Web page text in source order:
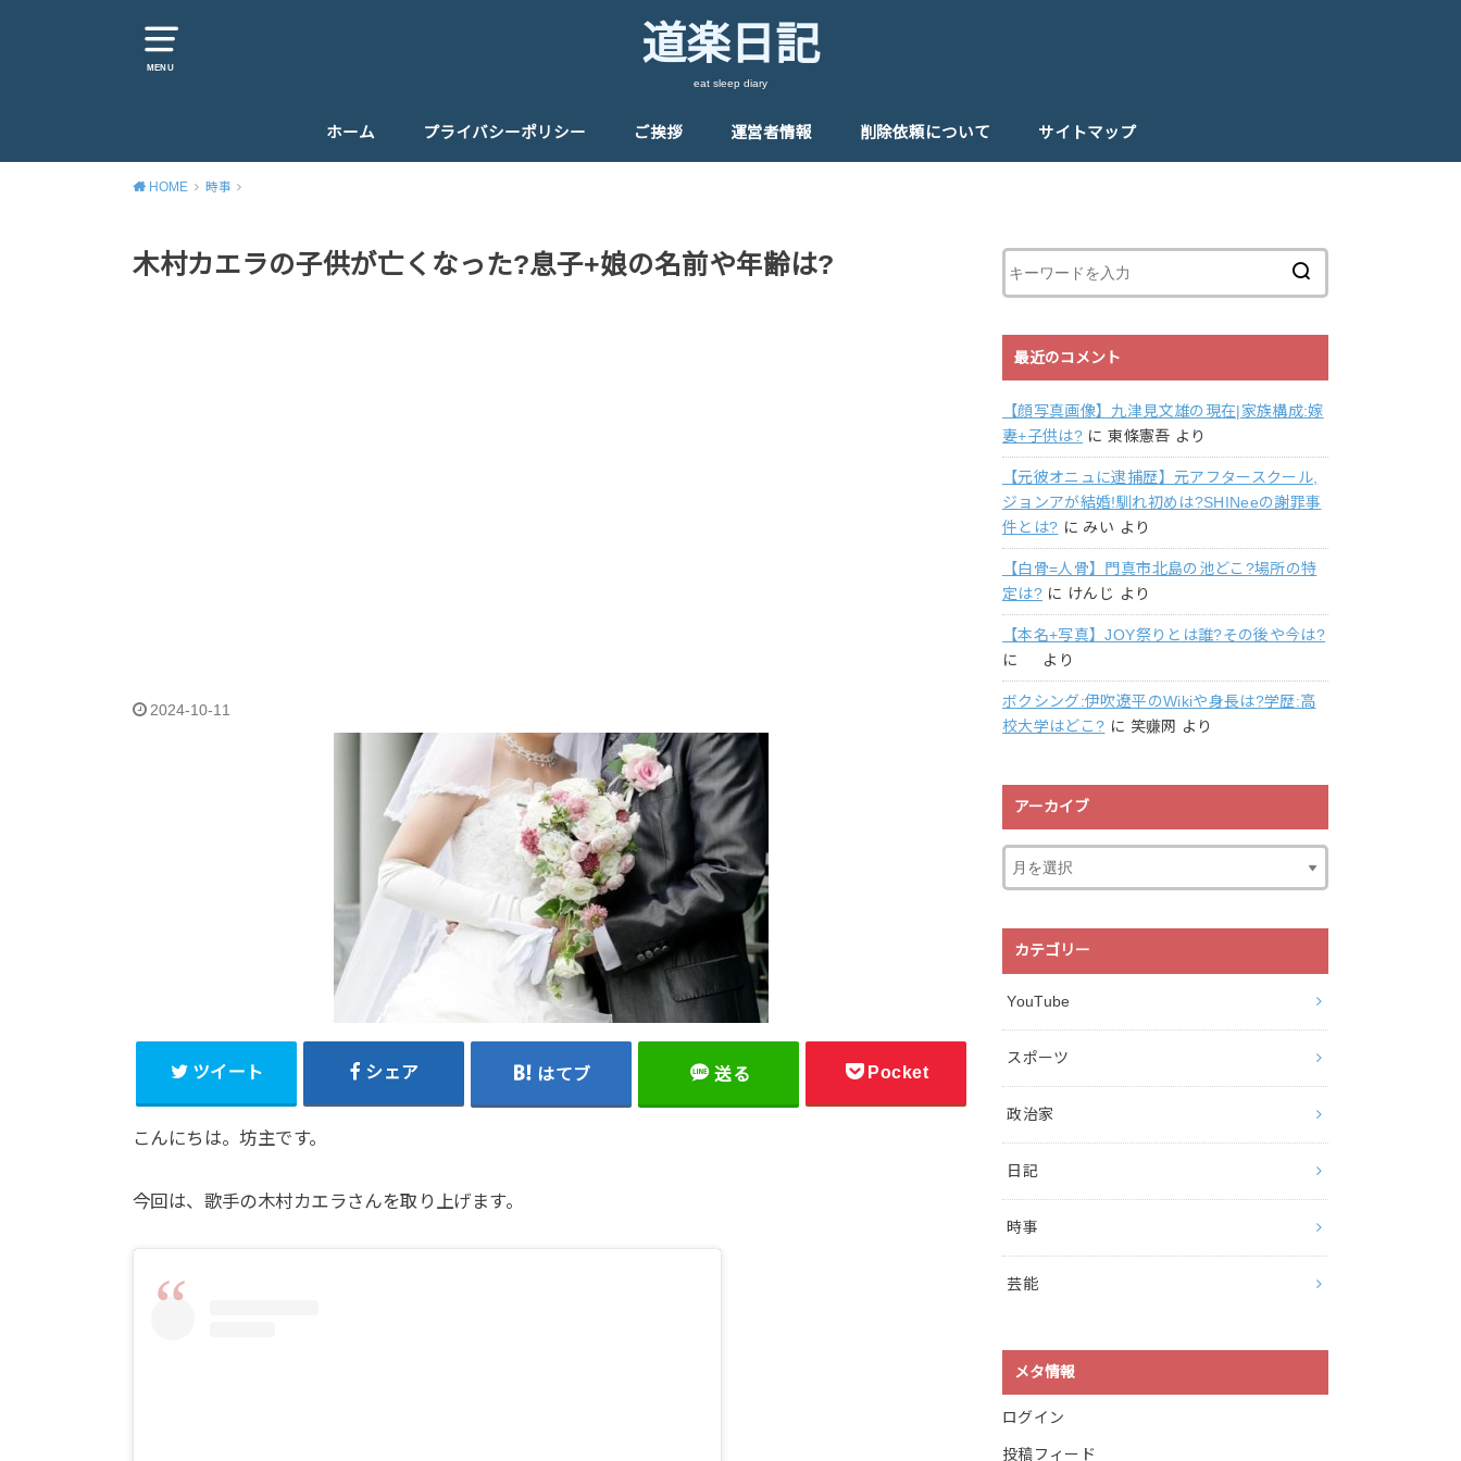
MENU 道楽日記
eat sleep diary
ホーム プライバシーポリシー ご挨拶 運営者情報 削除依頼について サイトマップ
HOME 時事
木村カエラの子供が亡くなった?息子+娘の名前や年齢は?
2024-10-11
ツイート シェア はてブ 送る Pocket
こんにちは。坊主です。
今回は、歌手の木村カエラさんを取り上げます。
最近のコメント
【顔写真画像】九津見文雄の現在|家族構成:嫁
妻+子供は? に東條憲吾 より
【元彼オニュに逮捕歴】元アフタースクール,
ジョンアが結婚!馴れ初めは?SHINeeの謝罪事
件とは? に みい より
【白骨=人骨】門真市北島の池どこ?場所の特
定は? に けんじ より
【本名+写真】JOY祭りとは誰?その後や今は?
に
より
ボクシング:伊吹遼平のWikiや身長は?学歴:高
校大学はどこ? に 笑赚网 より
アーカイブ
カテゴリー
YouTube
スポーツ
政治家
日記
時事
芸能
メタ情報
ログイン
投稿フィード